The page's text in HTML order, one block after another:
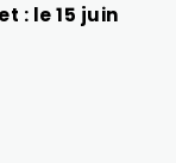
: le 15 juin